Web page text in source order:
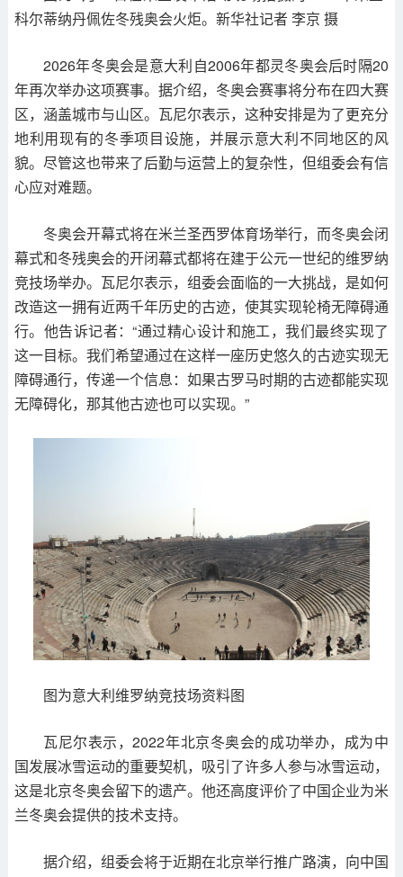
科尔蒂纳丹佩佐冬残奥会火炬。新华社记者 李京 摄
2026年冬奥会是意大利自2006年都灵冬奥会后时隔20
年再次举办这项赛事。据介绍，冬奥会赛事将分布在四大赛
区，涵盖城市与山区。瓦尼尔表示，这种安排是为了更充分
地利用现有的冬季项目设施，并展示意大利不同地区的风
貌。尽管这也带来了后勤与运营上的复杂性，但组委会有信
心应对难题。
冬奥会开幕式将在米兰圣西罗体育场举行，而冬奥会闭
幕式和冬残奥会的开闭幕式都将在建于公元一世纪的维罗纳
竞技场举办。瓦尼尔表示，组委会面临的一大挑战，是如何
改造这一拥有近两千年历史的古迹，使其实现轮椅无障碍通
行。他告诉记者：“通过精心设计和施工，我们最终实现了
这一目标。我们希望通过在这样一座历史悠久的古迹实现无
障碍通行，传递一个信息：如果古罗马时期的古迹都能实现
无障碍化，那其他古迹也可以实现。”
图为意大利维罗纳竞技场资料图
瓦尼尔表示，2022年北京冬奥会的成功举办，成为中
国发展冰雪运动的重要契机，吸引了许多人参与冰雪运动，
这是北京冬奥会留下的遗产。他还高度评价了中国企业为米
兰冬奥会提供的技术支持。
据介绍，组委会将于近期在北京举行推广路演，向中国